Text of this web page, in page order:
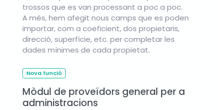
trossos que es van processant a poc a poc.
A més, hem afegit nous camps que es poden
importar, com a coeficient, dos propietaris,
direcció, superfície, etc. per completar les
dades mínimes de cada propietat.
Nova funció
Mòdul de proveïdors general per a
administracions